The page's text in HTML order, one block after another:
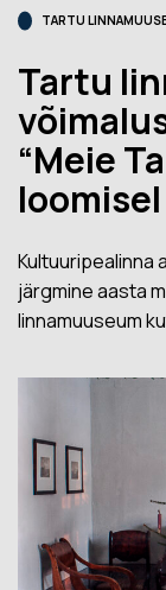
TARTU
Tartu
“Meie
loomisel
Kultuuripealinna
järgmine aasta
linnamuuseum